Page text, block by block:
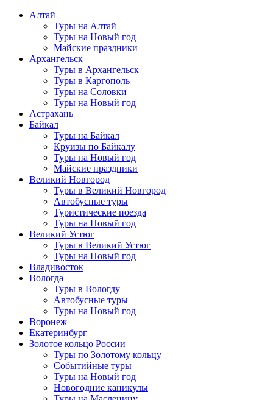
Алтай
Туры на Алтай
Туры на Новый год
Майские праздники
Архангельск
Туры в Архангельск
Туры в Каргополь
Туры на Соловки
Туры на Новый год
Астрахань
Байкал
Туры на Байкал
Круизы по Байкалу
Туры на Новый год
Майские праздники
Великий Новгород
Туры в Великий Новгород
Автобусные туры
Туристические поезда
Туры на Новый год
Великий Устюг
Туры в Великий Устюг
Туры на Новый год
Владивосток
Вологда
Туры в Вологду
Автобусные туры
Туры на Новый год
Воронеж
Екатеринбург
Золотое кольцо России
Туры по Золотому кольцу
Событийные туры
Туры на Новый год
Новогодние каникулы